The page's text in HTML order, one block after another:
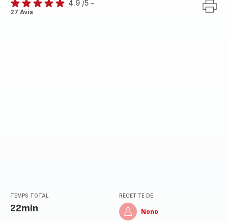
ratings.4.9
4.9 /5 -
27 Avis
TEMPS TOTAL
22min
RECETTE DE
Nono